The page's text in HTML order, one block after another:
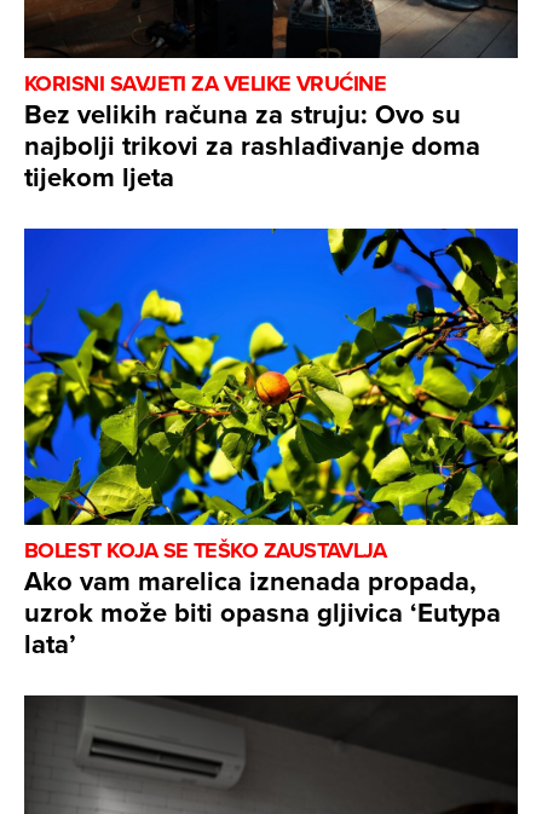
KORISNI SAVJETI ZA VELIKE VRUĆINE
Bez velikih računa za struju: Ovo su
najbolji trikovi za rashlađivanje doma
tijekom ljeta
BOLEST KOJA SE TEŠKO ZAUSTAVLJA
Ako vam marelica iznenada propada,
uzrok može biti opasna gljivica ‘Eutypa
lata’